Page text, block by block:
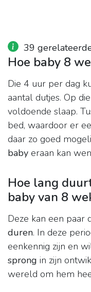
39
Hoe baby 8
Die 4 uur per dag
aantal dutjes. Op
voldoende slaap.
bed, waardoor er
daar zo goed
baby eraan kan
Hoe lang
baby van 8
Deze kan een paar
duren. In deze
eenkennig zijn en
sprong in zijn
wereld om hem